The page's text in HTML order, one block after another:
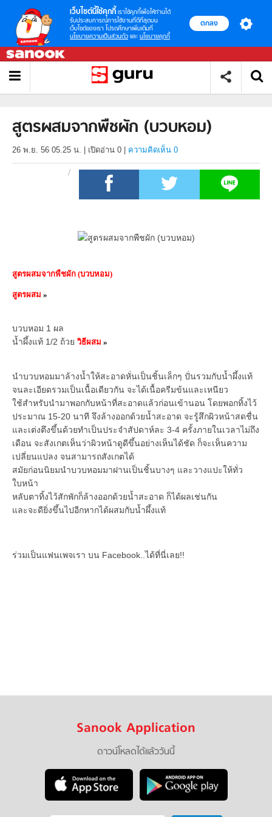
เว็บไซต์นี้ใช้คุกกี้ เราใช้คุกกี้เพื่อให้ท่านได้
รับประสบการณ์การใช้งานที่ดีที่สุดบน
เว็บไซต์ของเรา โปรดศึกษาเพิ่มเติมที่
นโยบายความเป็นส่วนตัว และ นโยบายคุกกี้
ตกลง
สูตรผสมจากพืชผัก (บวบหอม)
26 พ.ย. 56 05.25 น. เปิดอ่าน 0 ความคิดเห็น 0
สูตรผสมจากพืชผัก (บวบหอม)
สูตรผสม »
บวบหอม 1 ผล
น้ำผึ้งแท้ 1/2 ถ้วย วิธีผสม »
นำบวบหอมมาล้างน้ำให้สะอาดหั่นเป็นชิ้นเล็กๆ ปั่นรวมกับน้ำผึ้งแท้
จนละเอียดรวมเป็นเนื้อเดียวกัน จะได้เนื้อครีมข้นและเหนียว
ใช้สำหรับนำมาพอกกับหน้าที่สะอาดแล้วก่อนเข้านอน โดยพอกทิ้งไว้
ประมาณ 15-20 นาที จึงล้างออกด้วยน้ำสะอาด จะรู้สึกผิวหน้าสดชื่น
และเต่งตึงขึ้นด้วยทำเป็นประจำสัปดาห์ละ 3-4 ครั้งภายในเวลาไม่ถึง
เดือน จะสังเกตเห็นว่าผิวหน้าดูดีขึ้นอย่างเห็นได้ชัด ก็จะเห็นความ
เปลี่ยนแปลง จนสามารถสังเกตได้
สมัยก่อนนิยมนำบวบหอมมาฝานเป็นชิ้นบางๆ และวางแปะให้ทั่ว
ใบหน้า
หลับตาทิ้งไว้สักพักก็ล้างออกด้วยน้ำสะอาด ก็ได้ผลเช่นกัน
และจะดียิ่งขึ้นไปอีกหากได้ผสมกับน้ำผึ้งแท้
ร่วมเป็นแฟนเพจเรา บน Facebook..ได้ที่นี่เลย!!
Sanook Application
ดาวน์โหลดได้แล้ววันนี้